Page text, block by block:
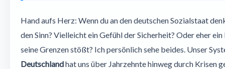
Hand aufs Herz: Wenn du an den deutschen Sozialstaat
den Sinn? Vielleicht ein Gefühl der Sicherheit? Oder eher
seine Grenzen stößt? Ich persönlich sehe beides. Unser
Deutschlandhat uns über Jahrzehnte hinweg durch Krisen